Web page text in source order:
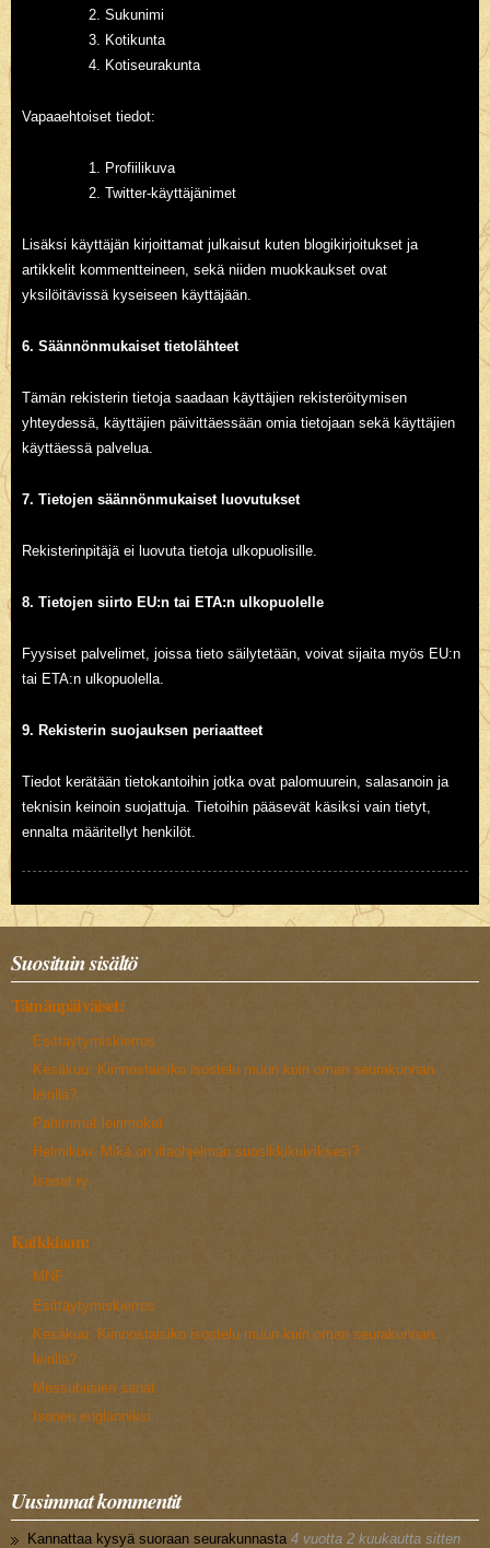
Sukunimi
Kotikunta
Kotiseurakunta
Vapaaehtoiset tiedot:
Profiilikuva
Twitter-käyttäjänimet
Lisäksi käyttäjän kirjoittamat julkaisut kuten blogikirjoitukset ja
artikkelit kommentteineen, sekä niiden muokkaukset ovat
yksilöitävissä kyseiseen käyttäjään.
6. Säännönmukaiset tietolähteet
Tämän rekisterin tietoja saadaan käyttäjien rekisteröitymisen
yhteydessä, käyttäjien päivittäessään omia tietojaan sekä käyttäjien
käyttäessä palvelua.
7. Tietojen säännönmukaiset luovutukset
Rekisterinpitäjä ei luovuta tietoja ulkopuolisille.
8. Tietojen siirto EU:n tai ETA:n ulkopuolelle
Fyysiset palvelimet, joissa tieto säilytetään, voivat sijaita myös EU:n
tai ETA:n ulkopuolella.
9. Rekisterin suojauksen periaatteet
Tiedot kerätään tietokantoihin jotka ovat palomuurein, salasanoin ja
teknisin keinoin suojattuja. Tietoihin pääsevät käsiksi vain tietyt,
ennalta määritellyt henkilöt.
Suosituin sisältö
Tämänpäiväiset:
Esittäytymiskierros
Kesäkuu: Kiinnostaisiko isostelu muun kuin oman seurakunnan
leirillä?
Pahimmat leirimokat
Helmikuu: Mikä on iltaohjelman suosikkikuiviksesi?
Isoset ry
Kaikkiaan:
MNF
Esittäytymiskierros
Kesäkuu: Kiinnostaisiko isostelu muun kuin oman seurakunnan
leirillä?
Messubiisien sanat
Isonen englanniksi
Uusimmat kommentit
Kannattaa kysyä suoraan seurakunnasta 4 vuotta 2 kuukautta sitten